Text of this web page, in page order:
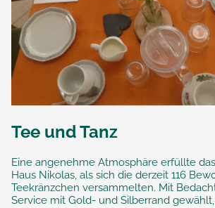
Tee und Tanz
Eine angenehme Atmosphäre erfüllte
Haus Nikolas, als sich die derzeit 116
Teekränzchen versammelten. Mit
Service mit Gold- und Silberrand gewählt,